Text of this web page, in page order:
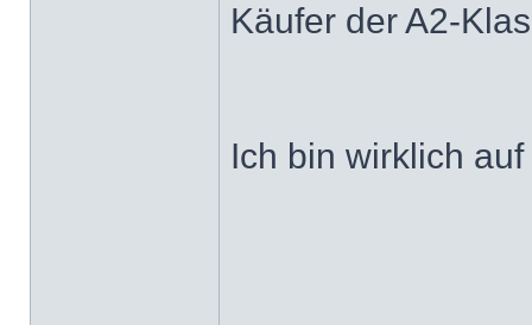
Käufer der A2-
Ich bin wirklich